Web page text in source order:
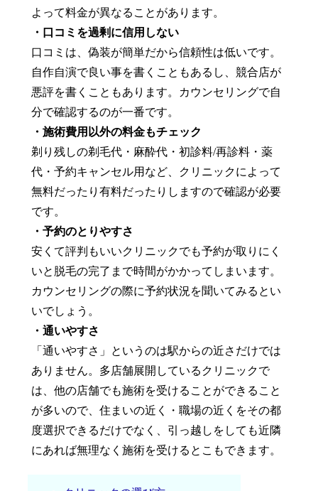
よって料金が異なることがあります。
・口コミを過剰に信用しない
口コミは、偽装が簡単だから信頼性は低いです。
自作自演で良い事を書くこともあるし、競合店が
悪評を書くこともあります。カウンセリングで自
分で確認するのが一番です。
・施術費用以外の料金もチェック
剃り残しの剃毛代・麻酔代・初診料/再診料・薬
代・予約キャンセル用など、クリニックによって
無料だったり有料だったりしますので確認が必要
です。
・予約のとりやすさ
安くて評判もいいクリニックでも予約が取りにく
いと脱毛の完了まで時間がかかってしまいます。
カウンセリングの際に予約状況を聞いてみるとい
いでしょう。
・通いやすさ
「通いやすさ」というのは駅からの近さだけでは
ありません。多店舗展開しているクリニックで
は、他の店舗でも施術を受けることができること
が多いので、住まいの近く・職場の近くをその都
度選択できるだけでなく、引っ越しをしても近隣
にあれば無理なく施術を受けるとこもできます。